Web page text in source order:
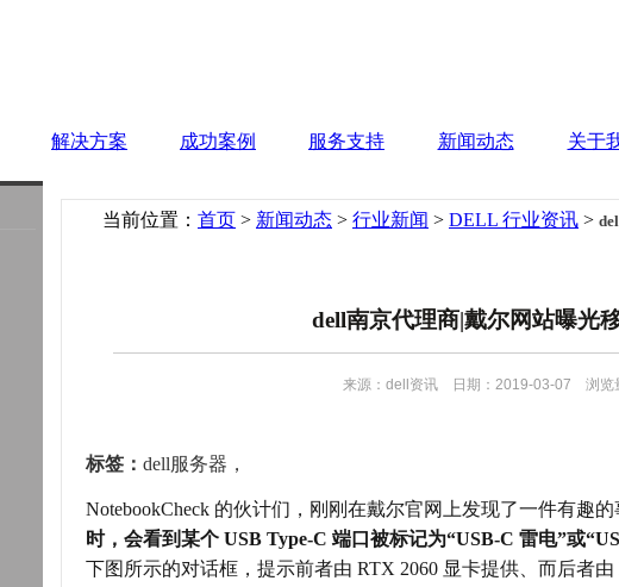
解决方案 成功案例 服务支持 新闻动态 关于
当前位置： 首页 > 新闻动态 > 行业新闻 > DELL 行业资讯 >
dell南京代理商|戴尔网站曝光
来源：dell资讯 日期：2019-03-07 浏览
标签： dell服务器，
NotebookCheck 的伙计们，刚刚在戴尔官网上发现了一件有趣的
时，会看到某个 USB Type-C 端口被标记为“USB-C 雷电”或
下图所示的对话框，提示前者由 RTX 2060 显卡提供、而后者